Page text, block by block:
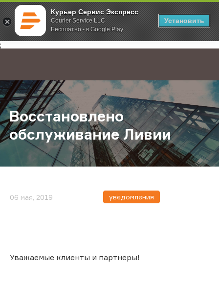
Курьер Сервис Экспресс
Courier Service LLC
Бесплатно - в Google Play
Установить
;
Главная О компании Новости Восстановлено обслуживание
Восстановлено
обслуживание Ливии
06 мая, 2019 уведомления
Уважаемые клиенты и партнеры!